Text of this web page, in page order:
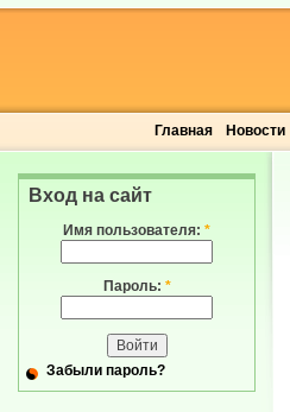
Главная Новости
Вход на сайт
Имя пользователя: *
Пароль: *
Забыли пароль?